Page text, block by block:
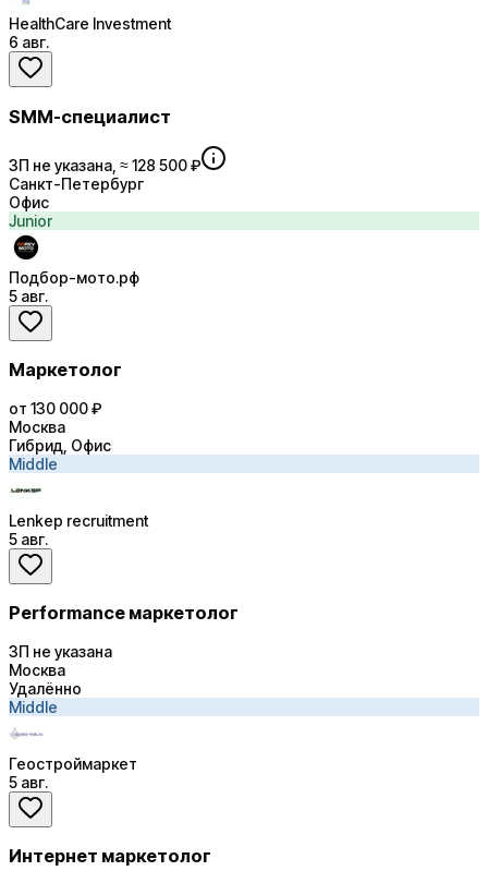
HealthCare Investment
6 авг.
SMM-специалист
ЗП не указана, ≈ 128 500 ₽
Санкт-Петербург
Офис
Junior
Подбор-мото.рф
5 авг.
Маркетолог
от 130 000 ₽
Москва
Гибрид, Офис
Middle
Lenkep recruitment
5 авг.
Performance маркетолог
ЗП не указана
Москва
Удалённо
Middle
Геостроймаркет
5 авг.
Интернет маркетолог